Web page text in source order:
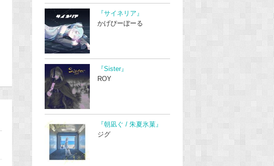
『サイネリア』
かげぴーぼーる
『Sister』
ROY
『朝凪ぐ / 朱夏氷菓』
ジグ